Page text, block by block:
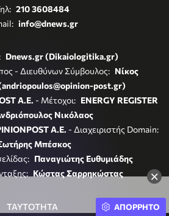
×
210 3608484
info@dnews.gr
Dnews.gr (Dikaiologitika.gr)
- Διευθύνων Σύμβουλος: Νίκος
post.gr)
A.E. - Μέτοχοι: ENERGY REGISTER
Νικόλαος
A.E. - Διαχειριστής Domain:
Μπέσκος
Παναγιώτης Ευθυμιάδης
Κώστας Σαρρηκώστας
ΤΑΥΤΟΤΗΤΑ ΑΠΟΡΡΗΤΟ